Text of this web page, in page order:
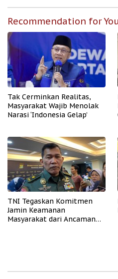
Recommendation for
Tak Cerminkan Realitas,
Masyarakat Wajib Menolak
Narasi ‘Indonesia Gelap’
TNI Tegaskan Komitmen
Jamin Keamanan
Masyarakat dari Ancaman